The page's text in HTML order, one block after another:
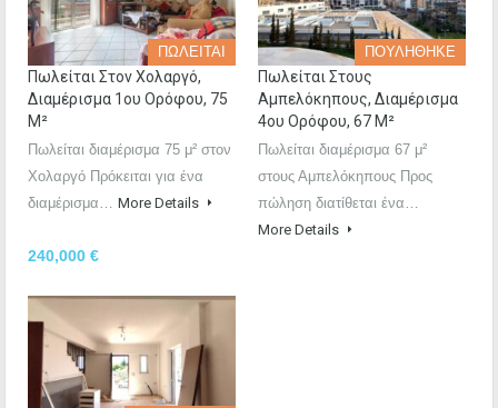
ΠΩΛΕΙΤΑΙ
Πωλείται Στον Χολαργό,
Διαμέρισμα 1ου Ορόφου, 75
Μ²
Πωλείται διαμέρισμα 75 μ² στον
Χολαργό Πρόκειται για ένα
διαμέρισμα… More Details
240,000 €
ΠΟΥΛΗΘΗΚΕ
Πωλείται Στους
Αμπελόκηπους, Διαμέρισμα
4ου Ορόφου, 67 Μ²
Πωλείται διαμέρισμα 67 μ²
στoυς Αμπελόκηπους Προς
πώληση διατίθεται ένα…
More Details